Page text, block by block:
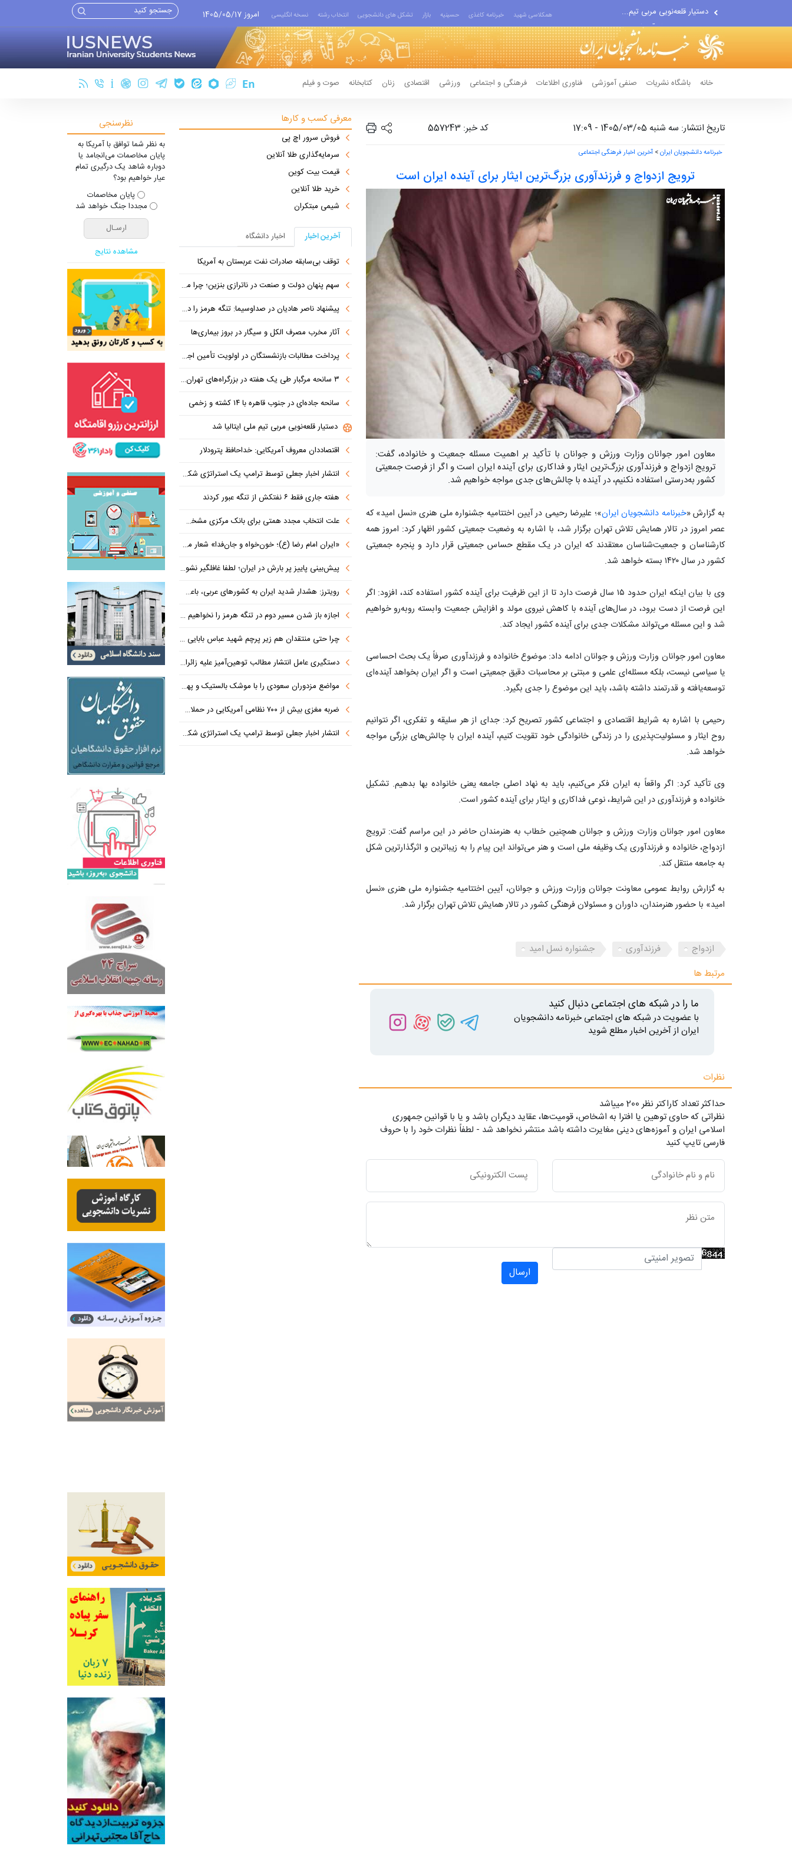
اقتصاددان معروف آمریکایی:...
انتشار اخبار جعلی توسط...
همکلاسی شهید خبرنامه کاغذی حسینیه بازار تشکل های دانشجویی انتخاب رشته نسخه انگلیسی امروز 1405/05/17
خانه باشگاه نشریات صنفی آموزشی فناوری اطلاعات فرهنگی و اجتماعی ورزشی اقتصادی زنان کتابخانه صوت و فیلم
تاریخ انتشار: سه شنبه 1405/03/05 - 17:09 کد خبر: 557243
خبرنامه دانشجویان ایران> آخرین اخبار فرهنگی اجتماعی
ترویج ازدواج و فرزندآوری بزرگ‌ترین ایثار برای آینده ایران است
معاون امور جوانان وزارت ورزش و جوانان با تأکید بر اهمیت مسئله جمعیت و خانواده، گفت:
ترویج ازدواج و فرزندآوری بزرگ‌ترین ایثار و فداکاری برای آینده ایران است و اگر از فرصت جمعیتی
کشور به‌درستی استفاده نکنیم، در آینده با چالش‌های جدی مواجه خواهیم شد.
به گزارش «خبرنامه دانشجویان ایران»؛ علیرضا رحیمی در آیین اختتامیه جشنواره ملی هنری «نسل امید» که
عصر امروز در تالار همایش تلاش تهران برگزار شد، با اشاره به وضعیت جمعیتی کشور اظهار کرد: امروز همه
کارشناسان و جمعیت‌شناسان معتقدند که ایران در یک مقطع حساس جمعیتی قرار دارد و پنجره جمعیتی
کشور در سال ۱۴۲۰ بسته خواهد شد.
وی با بیان اینکه ایران حدود ۱۵ سال فرصت دارد تا از این ظرفیت برای آینده کشور استفاده کند، افزود: اگر
این فرصت از دست برود، در سال‌های آینده با کاهش نیروی مولد و افزایش جمعیت وابسته روبه‌رو خواهیم
شد و این مسئله می‌تواند مشکلات جدی برای آینده کشور ایجاد کند.
معاون امور جوانان وزارت ورزش و جوانان ادامه داد: موضوع خانواده و فرزندآوری صرفاً یک بحث احساسی
یا سیاسی نیست، بلکه مسئله‌ای علمی و مبتنی بر محاسبات دقیق جمعیتی است و اگر ایران بخواهد آینده‌ای
توسعه‌یافته و قدرتمند داشته باشد، باید این موضوع را جدی بگیرد.
رحیمی با اشاره به شرایط اقتصادی و اجتماعی کشور تصریح کرد: جدای از هر سلیقه و تفکری، اگر نتوانیم
روح ایثار و مسئولیت‌پذیری را در زندگی خانوادگی خود تقویت کنیم، آینده ایران با چالش‌های بزرگی مواجه
خواهد شد.
وی تأکید کرد: اگر واقعاً به ایران فکر می‌کنیم، باید به نهاد اصلی جامعه یعنی خانواده بها بدهیم. تشکیل
خانواده و فرزندآوری در این شرایط، نوعی فداکاری و ایثار برای آینده کشور است.
معاون امور جوانان وزارت ورزش و جوانان همچنین خطاب به هنرمندان حاضر در این مراسم گفت: ترویج
ازدواج، خانواده و فرزندآوری یک وظیفه ملی است و هنر می‌تواند این پیام را به زیباترین و اثرگذارترین شکل
به جامعه منتقل کند.
به گزارش روابط عمومی معاونت جوانان وزارت ورزش و جوانان، آیین اختتامیه جشنواره ملی هنری «نسل
امید» با حضور هنرمندان، داوران و مسئولان فرهنگی کشور در تالار همایش تلاش تهران برگزار شد.
ازدواج فرزندآوری
جشنواره نسل امید
مرتبط ها
ما را در شبکه های اجتماعی دنبال کنید
با عضویت در شبکه های اجتماعی خبرنامه دانشجویان
ایران از آخرین اخبار مطلع شوید
نظرات
حداکثر تعداد کاراکتر نظر 200 ميياشد
نظراتی که حاوی توهین یا افترا به اشخاص، قومیت‌ها، عقاید دیگران باشد و یا با قوانین جمهوری
اسلامی ایران و آموزه‌های دینی مغایرت داشته باشد منتشر نخواهد شد - لطفاً نظرات خود را با حروف
فارسی تایپ کنید
ارسال
معرفی کسب و کارها
فروش سرور اچ پی
سرمایه‌گذاری طلا آنلاین
قیمت بیت کوین
خرید طلا آنلاین
شیمی مبتکران
آخرین اخبار
اخبار دانشگاه
توقف بی‌سابقه صادرات نفت عربستان به آمریکا
سهم پنهان دولت و صنعت در ناترازی بنزین؛ چرا مردم مقصر اصلی نیستند؟
پیشنهاد ناصر هادیان در صداوسیما: تنگه هرمز را در ازای رفع تحریم معامله کنیم
آثار مخرب مصرف الکل و سیگار در بروز بیماری‌ها
پرداخت مطالبات بازنشستگان در اولویت تأمین اجتماعی؛ پیگیری برای تأمین منابع ادامه دارد
۳ سانحه مرگبار طی یک هفته در بزرگراه‌های تهران؛ هشدار دوباره به رانندگان و عابران
سانحه جاده‌ای در جنوب قاهره با ۱۴ کشته و زخمی
دستیار قلعه‌نویی مربی تیم ملی ایتالیا شد
اقتصاددان معروف آمریکایی: خداحافظ پترودلار
انتشار اخبار جعلی توسط ترامپ یک استراتژی شکست خورده است
هفته جاری فقط ۶ نفتکش از تنگه عبور کردند
علت انتخاب مجدد همتی برای بانک مرکزی مشخص شد: پزشکیان هنوز هم متوجه نشده است چرا همتی استیضاح شد!
«ایران امام رضا (ع)؛ خون‌خواه و جان‌فدا» شعار محوری دهه پایانی صفر شد
پیش‌بینی پاییز پر بارش در ایران؛ لطفا غافلگیر نشوید
رویترز: هشدار شدید ایران به کشورهای عربی، باعث توقف حمله آمریکا شد
اجازه باز شدن مسیر دوم در تنگه هرمز را نخواهیم داد
چرا حتی منتقدان هم زیر پرچم شهید عباس بابایی ایستادند؟
دستگیری عامل انتشار مطالب توهین‌آمیز علیه زائران اربعین در فضای مجازی
مواضع مزدوران سعودی را با موشک بالستیک و پهپاد در هم شکستیم
ضربه مغزی بیش از ۷۰۰ نظامی آمریکایی در حملات ایران
انتشار اخبار جعلی توسط ترامپ یک استراتژی شکست خورده است
نظرسنجی
به نظر شما توافق با آمریکا به
پایان مخاصمات می‌انجامد یا
دوباره شاهد یک درگیری تمام
عیار خواهیم بود؟
پایان مخاصمات
مجددا جنگ خواهد شد
مشاهده نتایج